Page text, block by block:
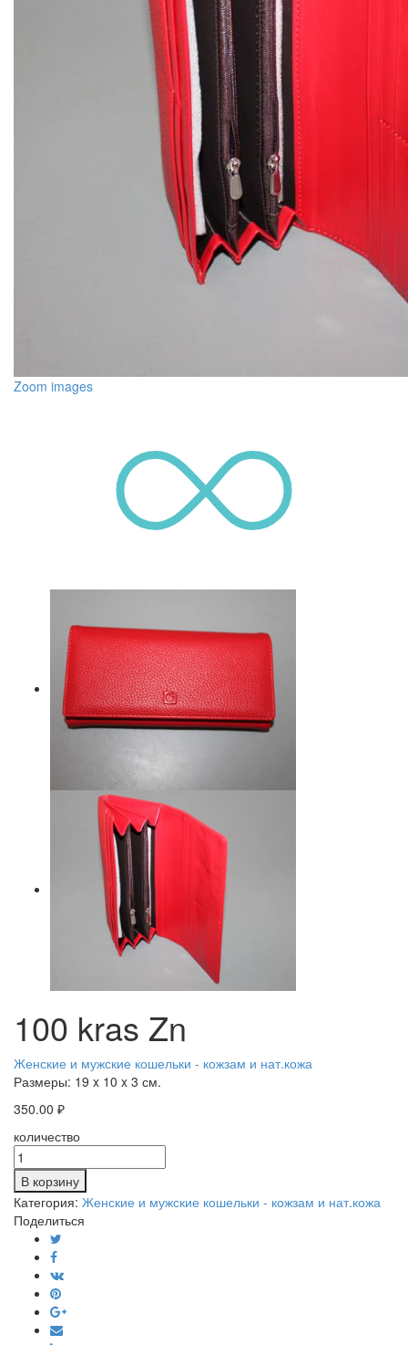
Zoom images
100 kras Zn
Женские и мужские кошельки - кожзам и нат.кожа
Размеры: 19 x 10 x 3 см.
350.00 ₽
количество
В корзину
Категория: Женские и мужские кошельки - кожзам и нат.кожа
Поделиться